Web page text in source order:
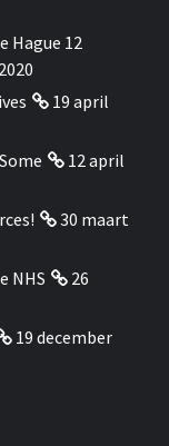
Hague 12
19 april
12 april
30 maart
NHS
26
19 december